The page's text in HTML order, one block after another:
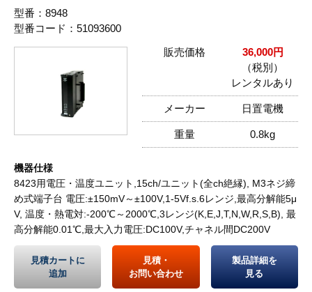
型番：8948
型番コード：51093600
販売価格
36,000円
（税別）
レンタルあり
メーカー 日置電機
重量 0.8kg
機器仕様
8423用電圧・温度ユニット,15ch/ユニット(全ch絶縁), M3ネジ締
め式端子台 電圧:±150mV～±100V,1-5Vf.s.6レンジ,最高分解能5μ
V, 温度・熱電対:-200℃～2000℃,3レンジ(K,E,J,T,N,W,R,S,B), 最
高分解能0.01℃,最大入力電圧:DC100V,チャネル間DC200V
見積カートに
追加
見積・
お問い合わせ
製品詳細を
見る